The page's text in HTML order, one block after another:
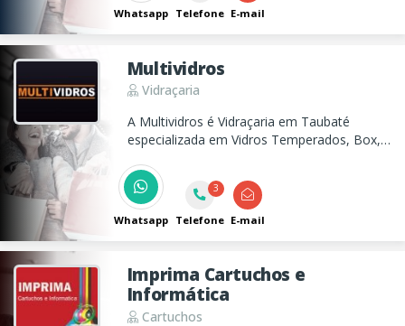
Whatsapp Telefone E-mail
Multividros
Vidraçaria
A Multividros é Vidraçaria em Taubaté
especializada em Vidros Temperados, Box,
Whatsapp
3
Telefone E-mail
Imprima Cartuchos e
Informática
Cartuchos